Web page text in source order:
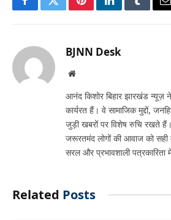
FacebookTwitterPinterestLinkedInTumblr
BJNN Desk
Website
आनंद किशोर बिहार झारखंड न्यूज़
कार्यरत हैं। वे सामाजिक मुद्दों,
जुड़ी खबरों पर विशेष रुचि रखते
जरूरतमंद लोगों की आवाज को सही
सरल और प्रभावशाली पत्रकारिता
Related Posts